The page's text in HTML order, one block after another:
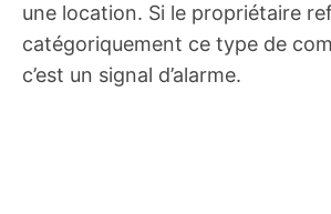
une location. Si le propriétaire
catégoriquement ce type de
c’est un signal d’alarme.